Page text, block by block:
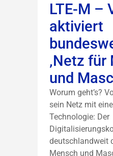
LTE-M –
aktiviert
‚Netz für
und
Worum geht’s?
sein Netz mit
Technologie: Der
deutschlandweit
Mensch und